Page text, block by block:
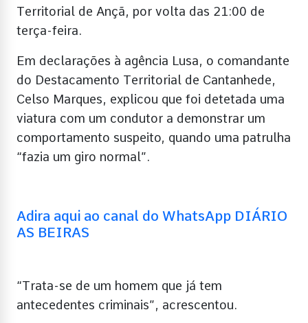
Territorial de Ançã, por volta das 21:00 de
terça-feira.
Em declarações à agência Lusa, o comandante
do Destacamento Territorial de Cantanhede,
Celso Marques, explicou que foi detetada uma
viatura com um condutor a demonstrar um
comportamento suspeito, quando uma patrulha
“fazia um giro normal”.
Adira aqui ao canal do WhatsApp DIÁRIO
AS BEIRAS
“Trata-se de um homem que já tem
antecedentes criminais”, acrescentou.